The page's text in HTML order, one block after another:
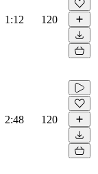
1:12 120
2:48 120